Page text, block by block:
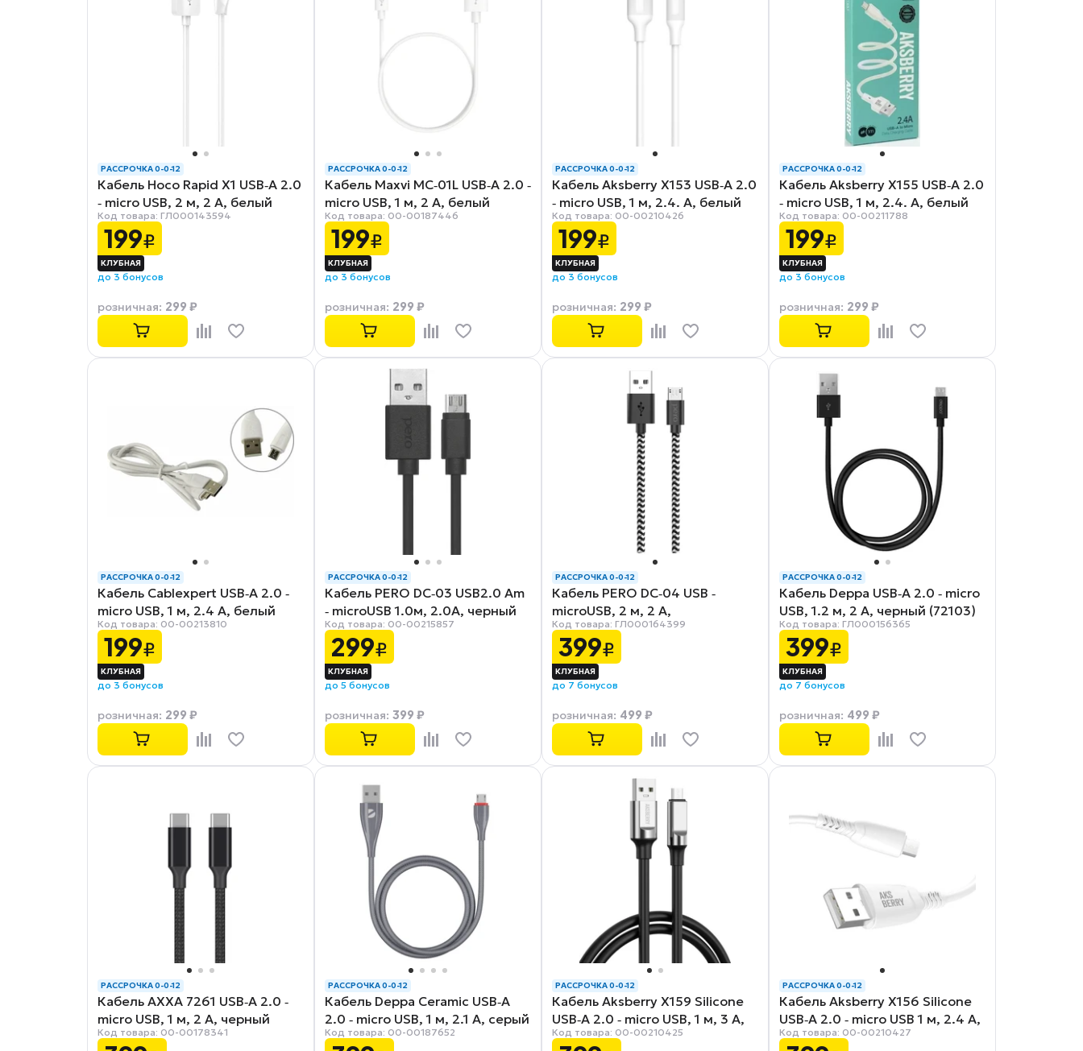
РАССРОЧКА 0-0-12
Кабель Hoco Rapid X1 USB‑A 2.0
‑ micro USB, 2 м, 2 А, белый
Код товара: ГЛ000143594
199₽
до 3 бонусов
розничная: 299 ₽
РАССРОЧКА 0-0-12
Кабель Maxvi MC‑01L USB‑A 2.0 ‑
micro USB, 1 м, 2 А, белый
Код товара: 00-00187446
199₽
до 3 бонусов
розничная: 299 ₽
РАССРОЧКА 0-0-12
Кабель Aksberry X153 USB‑A 2.0
‑ micro USB, 1 м, 2.4. А, белый
Код товара: 00-00210426
199₽
до 3 бонусов
розничная: 299 ₽
РАССРОЧКА 0-0-12
Кабель Aksberry X155 USB‑A 2.0
‑ micro USB, 1 м, 2.4. А, белый
Код товара: 00-00211788
199₽
до 3 бонусов
розничная: 299 ₽
РАССРОЧКА 0-0-12
Кабель Cablexpert USB‑A 2.0 ‑
micro USB, 1 м, 2.4 А, белый
(CCB‑mUSB2‑AMBMO1‑1MW)
Код товара: 00-00213810
199₽
до 3 бонусов
розничная: 299 ₽
РАССРОЧКА 0-0-12
Кабель PERO DC‑03 USB2.0 Am
‑ microUSB 1.0м, 2.0A, черный
Код товара: 00-00215857
299₽
до 5 бонусов
розничная: 399 ₽
РАССРОЧКА 0-0-12
Кабель PERO DC‑04 USB ‑
microUSB, 2 м, 2 A,
серебристый,черный
Код товара: ГЛ000164399
399₽
до 7 бонусов
розничная: 499 ₽
РАССРОЧКА 0-0-12
Кабель Deppa USB‑A 2.0 ‑ micro
USB, 1.2 м, 2 A, черный (72103)
Код товара: ГЛ000156365
399₽
до 7 бонусов
розничная: 499 ₽
РАССРОЧКА 0-0-12
Кабель AXXA 7261 USB‑A 2.0 ‑
micro USB, 1 м, 2 А, черный
Код товара: 00-00178341
РАССРОЧКА 0-0-12
Кабель Deppa Ceramic USB‑A
2.0 ‑ micro USB, 1 м, 2.1 A, серый
(72286)
Код товара: 00-00187652
РАССРОЧКА 0-0-12
Кабель Aksberry X159 Silicone
USB‑A 2.0 ‑ micro USB, 1 м, 3 А,
черный
Код товара: 00-00210425
РАССРОЧКА 0-0-12
Кабель Aksberry X156 Silicone
USB‑A 2.0 ‑ micro USB 1 м, 2.4 А,
белый
Код товара: 00-00210427